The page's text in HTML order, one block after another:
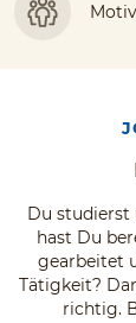
Du studierst
hast Du
gearbeitet
Tätigkeit?
richtig.